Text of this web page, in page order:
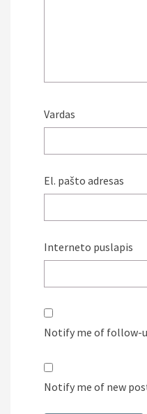
Vardas
El. pašto adresas
Interneto puslapis
Notify me of follow-
Notify me of new